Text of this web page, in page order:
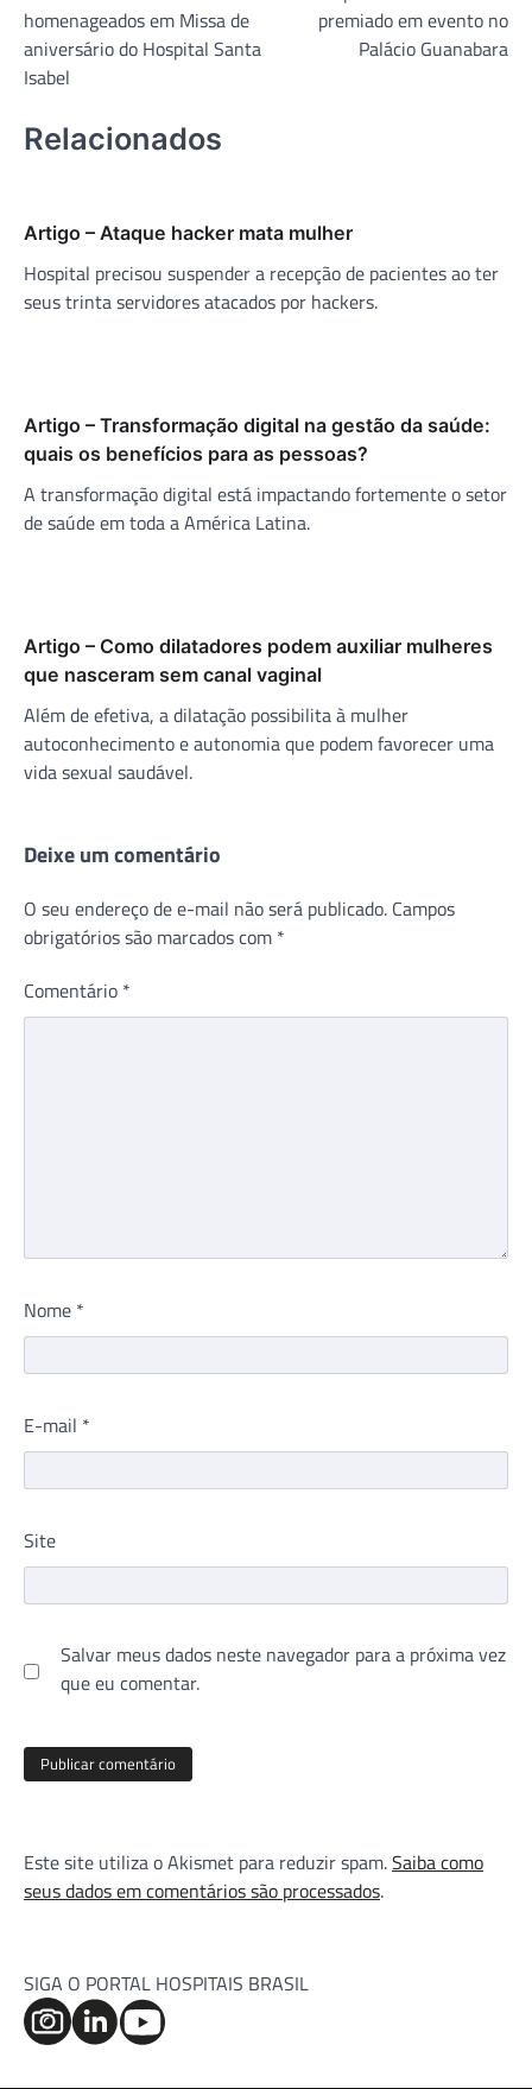
Post
homenageados em Missa de
aniversário do Hospital Santa
Isabel
premiado em evento no
Palácio Guanabara
Relacionados
Artigo – Ataque hacker mata mulher
Hospital precisou suspender a recepção de pacientes ao ter
seus trinta servidores atacados por hackers.
Artigo – Transformação digital na gestão da saúde:
quais os benefícios para as pessoas?
A transformação digital está impactando fortemente o setor
de saúde em toda a América Latina.
Artigo – Como dilatadores podem auxiliar mulheres
que nasceram sem canal vaginal
Além de efetiva, a dilatação possibilita à mulher
autoconhecimento e autonomia que podem favorecer uma
vida sexual saudável.
Deixe um comentário
O seu endereço de e-mail não será publicado. Campos
obrigatórios são marcados com *
Comentário *
Nome *
E-mail *
Site
Salvar meus dados neste navegador para a próxima vez
que eu comentar.
Este site utiliza o Akismet para reduzir spam.Saiba como
seus dados em comentários são processados.
SIGA O PORTAL HOSPITAIS BRASIL